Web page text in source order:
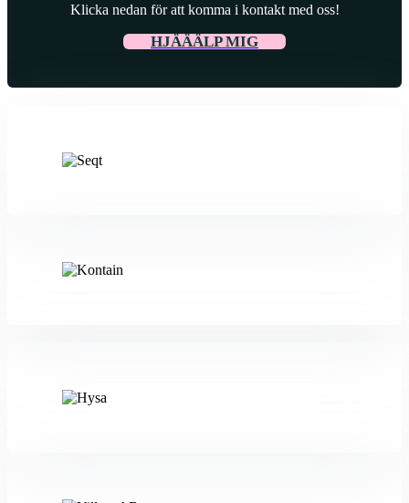
Klicka nedan för att komma i kontakt med oss!
HJÄÄÄLP MIG